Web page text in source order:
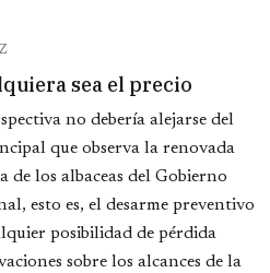
sea el precio
no debería alejarse del
que observa la renovada
de los albaceas del Gobierno
esto es, el desarme preventivo
posibilidad de pérdida
sobre los alcances de la